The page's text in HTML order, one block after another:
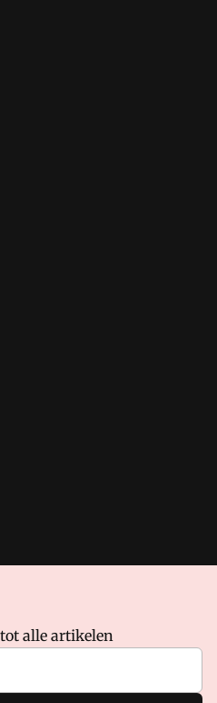
Lees in
gebruik van deze site zijn de
Algemene Voorwaarden
alle artikelen